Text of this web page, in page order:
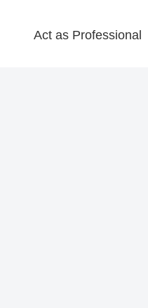
Act as Professional